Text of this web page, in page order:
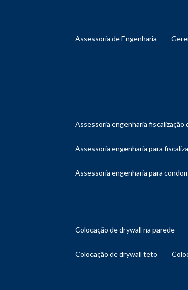
Assessoria de Engenharia
assessoria engenharia fiscalização
assessoria engenharia para
assessoria engenharia para
colocação de drywall na parede
colocação de drywall teto